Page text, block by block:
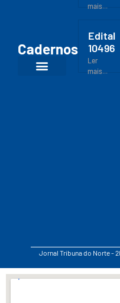
Cadernos
mais...
Edital
10496
Ler
mais...
Jornal Tribuna do Norte -